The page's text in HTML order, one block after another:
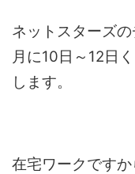
ネットスターズ
月に10日～12日
します。
在宅ワークです